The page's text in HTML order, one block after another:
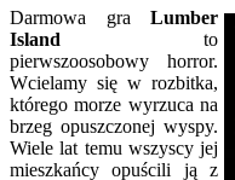
Darmowa gra Lumber
Island to
pierwszoosobowy horror.
Wcielamy się w rozbitka,
którego morze wyrzuca na
brzeg opuszczonej wyspy.
Wiele lat temu wszyscy jej
mieszkańcy opuścili ją z